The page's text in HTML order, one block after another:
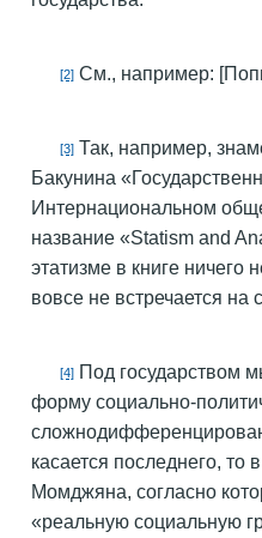
[2] См., например:
[3] Так, например,
Бакунина
Интернациональном
название «Statism and
этатизме в книге ничего
вовсе не встречается
[4] Под государством
форму социально-
касается последнего,
Момджяна, согласно
«реальную социальную